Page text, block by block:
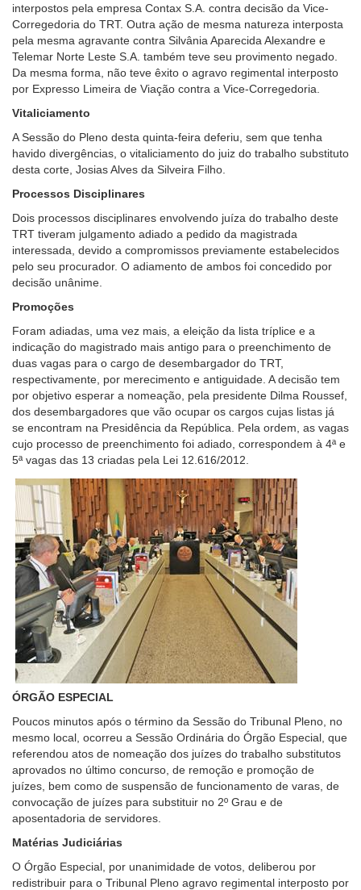
interpostos pela empresa Contax S.A. contra decisão da Vice-
Corregedoria do TRT. Outra ação de mesma natureza interposta
pela mesma agravante contra Silvânia Aparecida Alexandre e
Telemar Norte Leste S.A. também teve seu provimento negado.
Da mesma forma, não teve êxito o agravo regimental interposto
por Expresso Limeira de Viação contra a Vice-Corregedoria.
Vitaliciamento
A Sessão do Pleno desta quinta-feira deferiu, sem que tenha
havido divergências, o vitaliciamento do juiz do trabalho substituto
desta corte, Josias Alves da Silveira Filho.
Processos Disciplinares
Dois processos disciplinares envolvendo juíza do trabalho deste
TRT tiveram julgamento adiado a pedido da magistrada
interessada, devido a compromissos previamente estabelecidos
pelo seu procurador. O adiamento de ambos foi concedido por
decisão unânime.
Promoções
Foram adiadas, uma vez mais, a eleição da lista tríplice e a
indicação do magistrado mais antigo para o preenchimento de
duas vagas para o cargo de desembargador do TRT,
respectivamente, por merecimento e antiguidade. A decisão tem
por objetivo esperar a nomeação, pela presidente Dilma Roussef,
dos desembargadores que vão ocupar os cargos cujas listas já
se encontram na Presidência da República. Pela ordem, as vagas
cujo processo de preenchimento foi adiado, correspondem à 4ª e
5ª vagas das 13 criadas pela Lei 12.616/2012.
ÓRGÃO ESPECIAL
Poucos minutos após o término da Sessão do Tribunal Pleno, no
mesmo local, ocorreu a Sessão Ordinária do Órgão Especial, que
referendou atos de nomeação dos juízes do trabalho substitutos
aprovados no último concurso, de remoção e promoção de
juízes, bem como de suspensão de funcionamento de varas, de
convocação de juízes para substituir no 2º Grau e de
aposentadoria de servidores.
Matérias Judiciárias
O Órgão Especial, por unanimidade de votos, deliberou por
redistribuir para o Tribunal Pleno agravo regimental interposto por